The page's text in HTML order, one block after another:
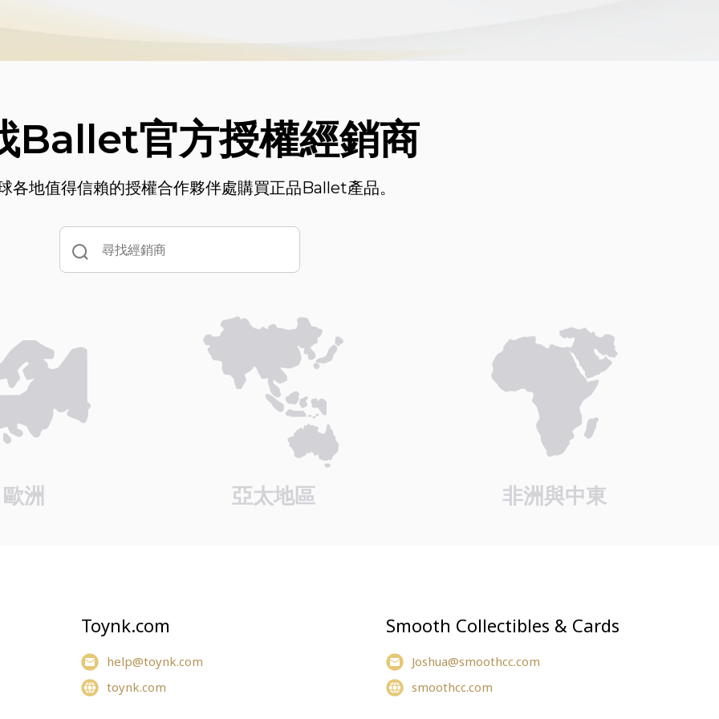
Ballet官方授權經銷商
各地值得信賴的授權合作夥伴處購買正品Ballet產品。
歐洲 亞太地區 非洲與中東
Toynk.com
help@toynk.com
toynk.com
Smooth Collectibles & Cards
Joshua@smoothcc.com
smoothcc.com